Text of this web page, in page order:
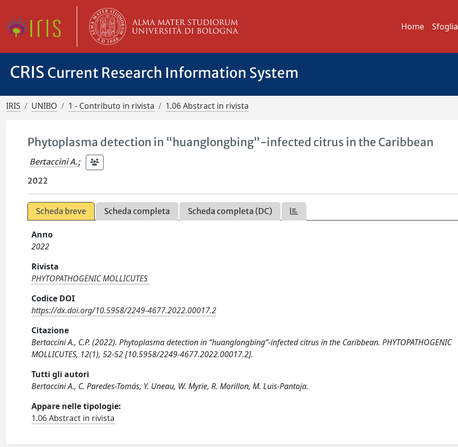
Home Sfoglia
CRIS Current Research Information System
IRIS UNIBO 1 - Contributo in rivista 1.06 Abstract in rivista
Phytoplasma detection in “huanglongbing”-infected citrus in the Caribbean
Bertaccini A.;
2022
Scheda breve Scheda completa Scheda completa (DC)
Anno
2022
Rivista
PHYTOPATHOGENIC MOLLICUTES
Codice DOI
https://dx.doi.org/10.5958/2249-4677.2022.00017.2
Citazione
Bertaccini A., C.P. (2022). Phytoplasma detection in “huanglongbing”-infected citrus in the Caribbean. PHYTOPATHOGENIC
MOLLICUTES, 12(1), 52-52 [10.5958/2249-4677.2022.00017.2].
Tutti gli autori
Bertaccini A., C. Paredes-Tomás, Y. Uneau, W. Myrie, R. Morillon, M. Luis-Pantoja.
Appare nelle tipologie:
1.06 Abstract in rivista